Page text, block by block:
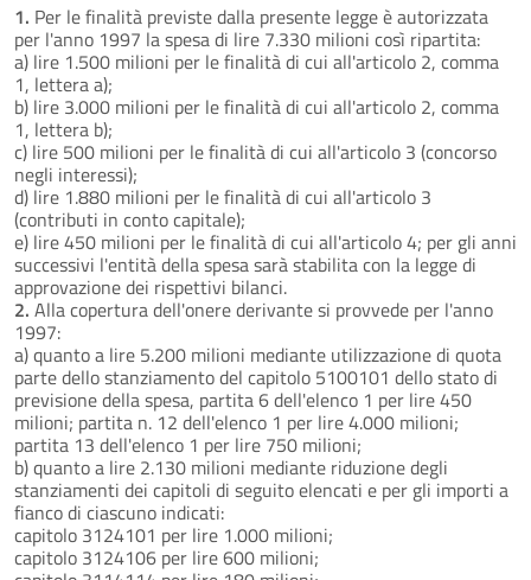
1. Per le finalità previste dalla presente legge è autorizzata
per l'anno 1997 la spesa di lire 7.330 milioni così ripartita:
a) lire 1.500 milioni per le finalità di cui all'articolo 2, comma
1, lettera a);
b) lire 3.000 milioni per le finalità di cui all'articolo 2, comma
1, lettera b);
c) lire 500 milioni per le finalità di cui all'articolo 3 (concorso
negli interessi);
d) lire 1.880 milioni per le finalità di cui all'articolo 3
(contributi in conto capitale);
e) lire 450 milioni per le finalità di cui all'articolo 4; per gli anni
successivi l'entità della spesa sarà stabilita con la legge di
approvazione dei rispettivi bilanci.
2. Alla copertura dell'onere derivante si provvede per l'anno
1997:
a) quanto a lire 5.200 milioni mediante utilizzazione di quota
parte dello stanziamento del capitolo 5100101 dello stato di
previsione della spesa, partita 6 dell'elenco 1 per lire 450
milioni; partita n. 12 dell'elenco 1 per lire 4.000 milioni;
partita 13 dell'elenco 1 per lire 750 milioni;
b) quanto a lire 2.130 milioni mediante riduzione degli
stanziamenti dei capitoli di seguito elencati e per gli importi a
fianco di ciascuno indicati:
capitolo 3124101 per lire 1.000 milioni;
capitolo 3124106 per lire 600 milioni;